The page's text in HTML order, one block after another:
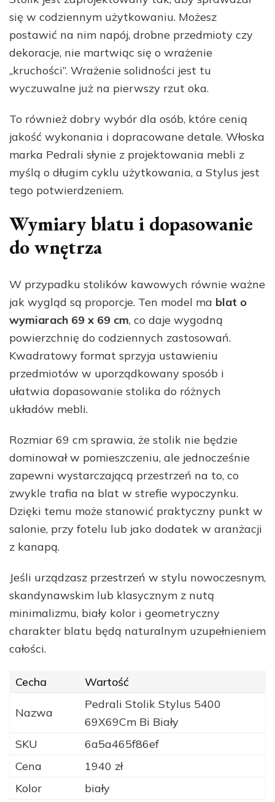
się w codziennym użytkowaniu. Możesz
postawić na nim napój, drobne przedmioty czy
dekoracje, nie martwiąc się o wrażenie
„kruchości”. Wrażenie solidności jest tu
wyczuwalne już na pierwszy rzut oka.
To również dobry wybór dla osób, które cenią
jakość wykonania i dopracowane detale. Włoska
marka Pedrali słynie z projektowania mebli z
myślą o długim cyklu użytkowania, a Stylus jest
tego potwierdzeniem.
Wymiary blatu i dopasowanie
do wnętrza
W przypadku stolików kawowych równie ważne
jak wygląd są proporcje. Ten model ma blat o
wymiarach 69 x 69 cm, co daje wygodną
powierzchnię do codziennych zastosowań.
Kwadratowy format sprzyja ustawieniu
przedmiotów w uporządkowany sposób i
ułatwia dopasowanie stolika do różnych
układów mebli.
Rozmiar 69 cm sprawia, że stolik nie będzie
dominował w pomieszczeniu, ale jednocześnie
zapewni wystarczającą przestrzeń na to, co
zwykle trafia na blat w strefie wypoczynku.
Dzięki temu może stanowić praktyczny punkt w
salonie, przy fotelu lub jako dodatek w aranżacji
z kanapą.
Jeśli urządzasz przestrzeń w stylu nowoczesnym,
skandynawskim lub klasycznym z nutą
minimalizmu, biały kolor i geometryczny
charakter blatu będą naturalnym uzupełnieniem
całości.
Cecha Wartość
Nazwa
Pedrali Stolik Stylus 5400
69X69Cm Bi Biały
SKU
6a5a465f86ef
Cena
1940 zł
Kolor
biały